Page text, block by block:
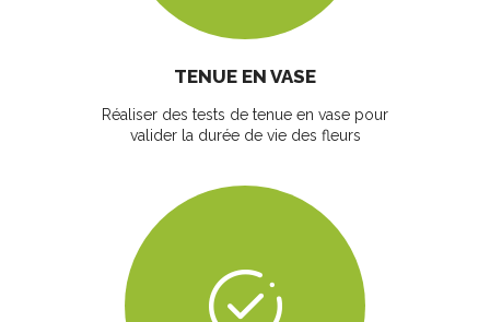
TENUE EN VASE
Réaliser des tests de tenue en vase pour
valider la durée de vie des fleurs